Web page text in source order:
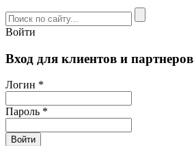
Войти
Вход для клиентов и партнеров
Логин *
Пароль *